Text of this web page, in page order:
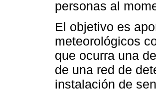
personas al
El objetivo es
meteorológicos
que ocurra una
de una red de
instalación de